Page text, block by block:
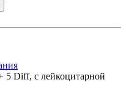
Diff, с лейкоцитарной